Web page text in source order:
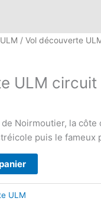
/ Vol découverte
ULM
Noirmoutier, la côte
puis le fameux
ULM